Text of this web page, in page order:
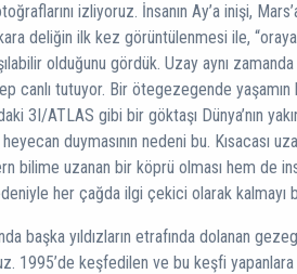
izliyoruz. İnsanın Ay’a inişi,
deliğin ilk kez görüntülenmesi ile,
olduğunu gördük. Uzay aynı
canlı tutuyor. Bir ötegezegende
3I/ATLAS gibi bir göktaşı Dünya’nın
duymasının nedeni bu. Kısacası
bilime uzanan bir köprü olması hem de
her çağda ilgi çekici olarak kalmayı
başka yıldızların etrafında dolanan
1995’de keşfedilen ve bu keşfi yapanlara